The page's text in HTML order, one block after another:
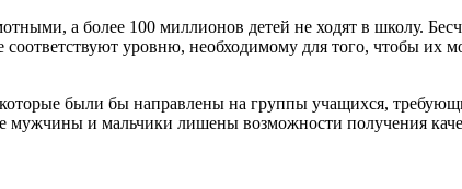
а более 100 миллионов детей не ходят в школу.
уровню, необходимому для того, чтобы их
были бы направлены на группы учащихся,
и мальчики лишены возможности получения